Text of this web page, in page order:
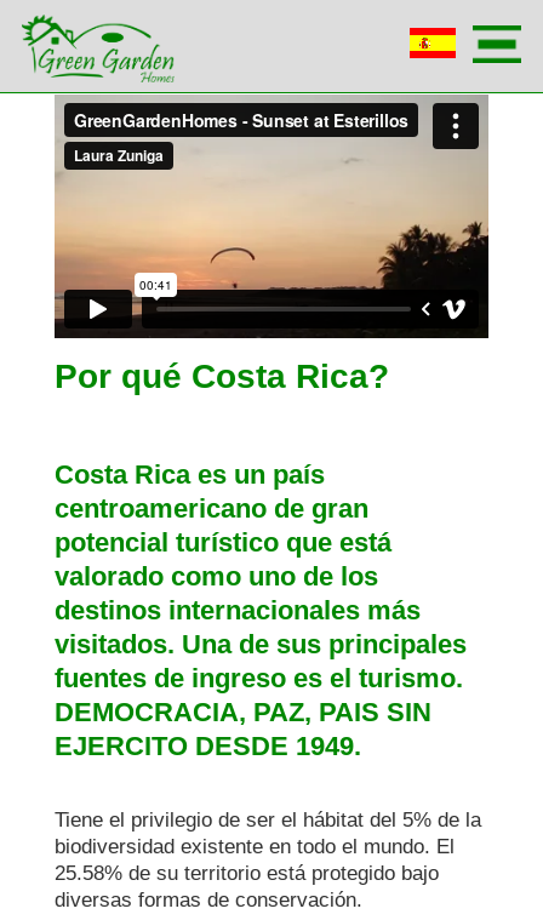
Por qué Costa Rica?
Costa Rica es un país
centroamericano de gran
potencial turístico que está
valorado como uno de los
destinos internacionales más
visitados. Una de sus principales
fuentes de ingreso es el turismo.
DEMOCRACIA, PAZ, PAIS SIN
EJERCITO DESDE 1949.
Tiene el privilegio de ser el hábitat del 5% de la
biodiversidad existente en todo el mundo. El
25.58% de su territorio está protegido bajo
diversas formas de conservación.